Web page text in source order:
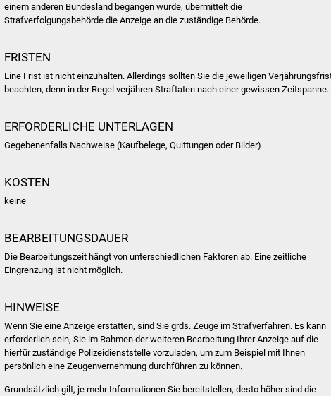
einem anderen Bundesland begangen wurde, übermittelt die
Strafverfolgungsbehörde die Anzeige an die zuständige Behörde.
FRISTEN
Eine Frist ist nicht einzuhalten. Allerdings sollten Sie die jeweiligen
beachten, denn in der Regel verjähren Straftaten nach einer gewissen Zeitspanne.
ERFORDERLICHE UNTERLAGEN
Gegebenenfalls Nachweise (Kaufbelege, Quittungen oder Bilder)
KOSTEN
keine
BEARBEITUNGSDAUER
Die Bearbeitungszeit hängt von unterschiedlichen Faktoren ab. Eine zeitliche
Eingrenzung ist nicht möglich.
HINWEISE
Wenn Sie eine Anzeige erstatten, sind Sie grds. Zeuge im Strafverfahren. Es kann
erforderlich sein, Sie im Rahmen der weiteren Bearbeitung Ihrer Anzeige auf die
hierfür zuständige Polizeidienststelle vorzuladen, um zum Beispiel mit Ihnen
persönlich eine Zeugenvernehmung durchführen zu können.
Grundsätzlich gilt, je mehr Informationen Sie bereitstellen, desto höher sind die